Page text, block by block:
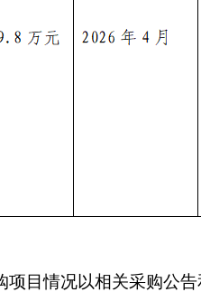
目情况以相关采购公告